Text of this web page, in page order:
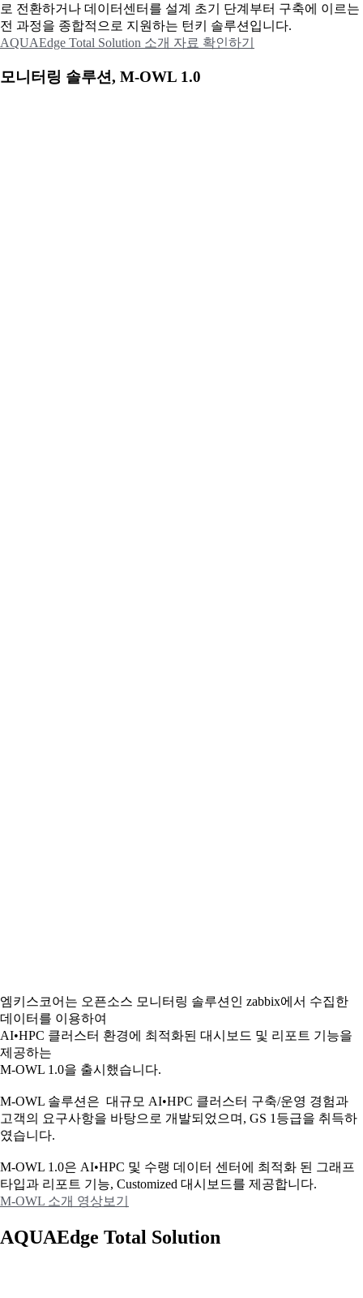
로 전환하거나 데이터센터를 설계 초기 단계부터 구축에 이르는
전 과정을 종합적으로 지원하는 턴키 솔루션입니다.
AQUAEdge Total Solution 소개 자료 확인하기
모니터링 솔루션, M-OWL 1.0
엠키스코어는 오픈소스 모니터링 솔루션인 zabbix에서 수집한
데이터를 이용하여
AI•HPC 클러스터 환경에 최적화된 대시보드 및 리포트 기능을
제공하는
M-OWL 1.0을 출시했습니다.
M-OWL 솔루션은 대규모 AI•HPC 클러스터 구축/운영 경험과
고객의 요구사항을 바탕으로 개발되었으며, GS 1등급을 취득하
였습니다.
M-OWL 1.0은 AI•HPC 및 수랭 데이터 센터에 최적화 된 그래프
타입과 리포트 기능, Customized 대시보드를 제공합니다.
M-OWL 소개 영상보기
AQUAEdge Total Solution